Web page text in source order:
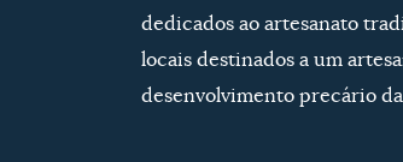
dedicados ao artesanato
locais destinados a um
desenvolvimento precário